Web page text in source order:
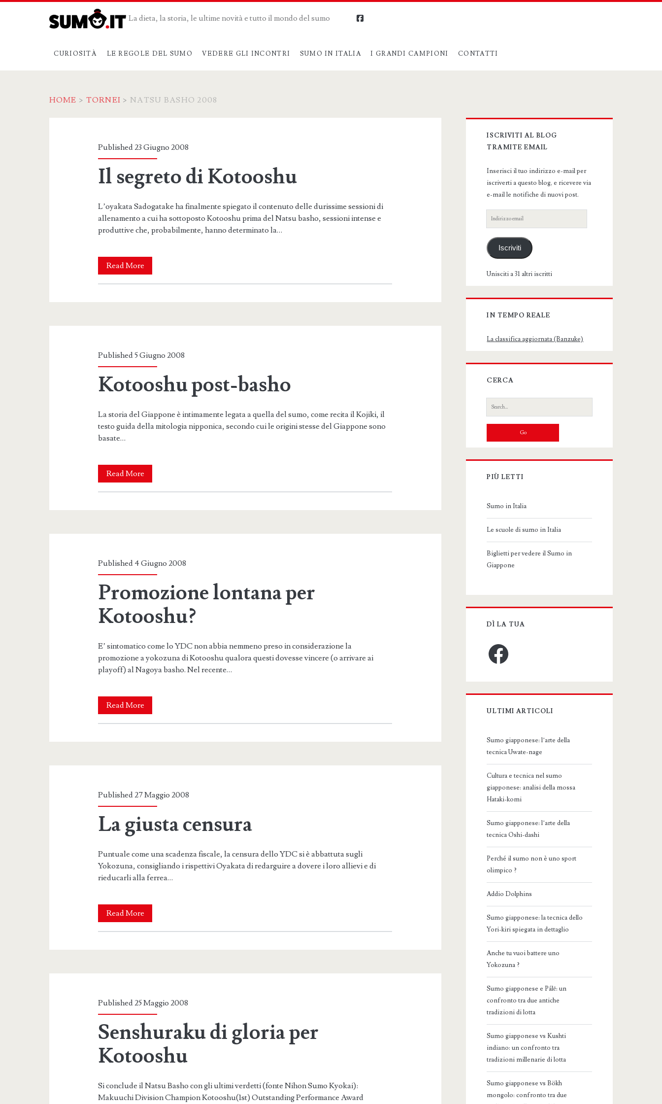
La dieta, la storia, le ultime novità e tutto il mondo del sumo
CURIOSITÀ LE REGOLE DEL SUMO VEDERE GLI INCONTRI SUMO IN ITALIA I GRANDI CAMPIONI CONTATTI
facebook
HOME > TORNEI >NATSU BASHO 2008
<span>Natsu
Basho
2008</span>
Published 23 Giugno 2008
Il segreto di Kotooshu
L’oyakata Sadogatake ha finalmente spiegato il contenuto delle durissime sessioni di
allenamento a cui ha sottoposto Kotooshu prima del Natsu basho, sessioni intense e
produttive che, probabilmente, hanno determinato la…
Read MoreIl
segreto
Published 5 Giugno 2008
Kotooshu post-basho
La storia del Giappone è intimamente legata a quella del sumo, come recita il Kojiki, il
testo guida della mitologia nipponica, secondo cui le origini stesse del Giappone sono
basate…
Read MoreKotooshu
post-
Published 4 Giugno 2008
Promozione lontana per
Kotooshu?
E’ sintomatico come lo YDC non abbia nemmeno preso in considerazione la
promozione a yokozuna di Kotooshu qualora questi dovesse vincere (o arrivare ai
playoff) al Nagoya basho. Nel recente…
Read MorePromozione
lontana
Published 27 Maggio 2008
La giusta censura
Puntuale come una scadenza fiscale, la censura dello YDC si è abbattuta sugli
Yokozuna, consigliando i rispettivi Oyakata di redarguire a dovere i loro allievi e di
rieducarli alla ferrea…
Read MoreLa
giusta
Published 25 Maggio 2008
Senshuraku di gloria per
Kotooshu
Si conclude il Natsu Basho con gli ultimi verdetti (fonte Nihon Sumo Kyokai):
Makuuchi Division Champion Kotooshu(1st) Outstanding Performance Award
Primary
Sidebar
ISCRIVITI AL BLOG
TRAMITE EMAIL
Inserisci il tuo indirizzo e-mail per
iscriverti a questo blog, e ricevere via
e-mail le notifiche di nuovi post.
Indirizzo
email
Iscriviti
Unisciti a 31 altri iscritti
IN TEMPO REALE
La classifica aggiornata (Banzuke)
CERCA
Search
for:
PIÙ LETTI
Sumo in Italia
Le scuole di sumo in Italia
Biglietti per vedere il Sumo in
Giappone
DÌ LA TUA
Facebook
ULTIMI ARTICOLI
Sumo giapponese: l’arte della
tecnica Uwate-nage
Cultura e tecnica nel sumo
giapponese: analisi della mossa
Hataki-komi
Sumo giapponese: l’arte della
tecnica Oshi-dashi
Perché il sumo non è uno sport
olimpico ?
Addio Dolphins
Sumo giapponese: la tecnica dello
Yori-kiri spiegata in dettaglio
Anche tu vuoi battere uno
Yokozuna ?
Sumo giapponese e Pálē: un
confronto tra due antiche
tradizioni di lotta
Sumo giapponese vs Kushti
indiano: un confronto tra
tradizioni millenarie di lotta
Sumo giapponese vs Bökh
mongolo: confronto tra due